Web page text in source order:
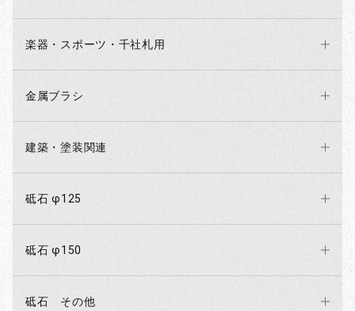
楽器・スポーツ・千社札用
金属ブラシ
建築・塗装関連
砥石 φ125
砥石 φ150
砥石 その他